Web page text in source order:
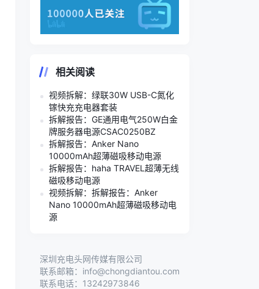
相关阅读
视频拆解：绿联30W USB-C氮化
镓快充充电器套装
拆解报告：GE通用电气250W白金
牌服务器电源CSAC0250BZ
拆解报告：Anker Nano
10000mAh超薄磁吸移动电源
拆解报告：haha TRAVEL超薄无线
磁吸移动电源
视频拆解：拆解报告：Anker
Nano 10000mAh超薄磁吸移动电
源
深圳充电头网传媒有限公司
联系邮箱：info@chongdiantou.com
联系电话：13242973846